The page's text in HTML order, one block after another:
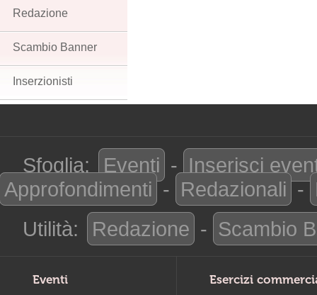
Redazione
Scambio Banner
Inserzionisti
Sfoglia: Eventi - Inserisci
Approfondimenti - Redazionali -
Utilità:
Redazione - Scambio
Eventi Esercizi